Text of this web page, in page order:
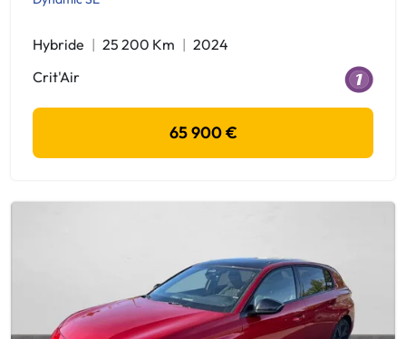
Hybride 25 200 Km
2024
Crit'Air
65 900 €